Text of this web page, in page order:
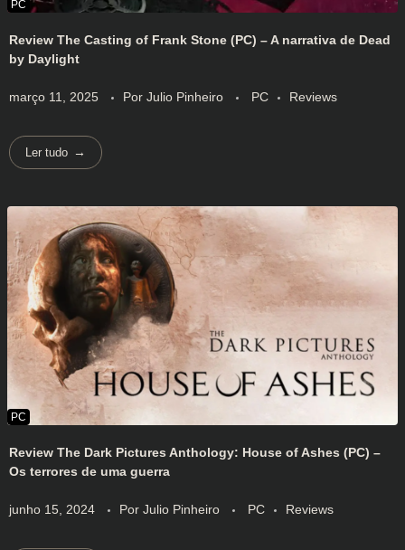
Review The Casting of Frank Stone (PC) – A narrativa de Dead
by Daylight
março 11, 2025 Por Julio Pinheiro PC Reviews
Ler tudo
Review The Dark Pictures Anthology: House of Ashes (PC) –
Os terrores de uma guerra
junho 15, 2024 Por Julio Pinheiro PC Reviews